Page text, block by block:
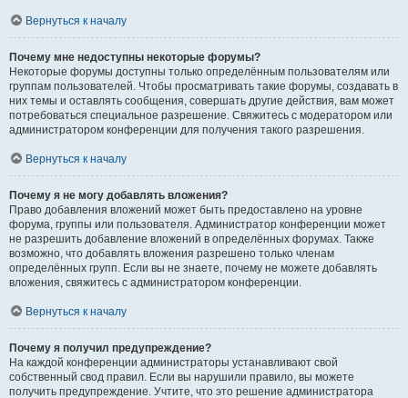
Вернуться к началу
Почему мне недоступны некоторые форумы?
Некоторые форумы доступны только определённым пользователям или
группам пользователей. Чтобы просматривать такие форумы, создавать в
них темы и оставлять сообщения, совершать другие действия, вам может
потребоваться специальное разрешение. Свяжитесь с модератором или
администратором конференции для получения такого разрешения.
Вернуться к началу
Почему я не могу добавлять вложения?
Право добавления вложений может быть предоставлено на уровне
форума, группы или пользователя. Администратор конференции может
не разрешить добавление вложений в определённых форумах. Также
возможно, что добавлять вложения разрешено только членам
определённых групп. Если вы не знаете, почему не можете добавлять
вложения, свяжитесь с администратором конференции.
Вернуться к началу
Почему я получил предупреждение?
На каждой конференции администраторы устанавливают свой
собственный свод правил. Если вы нарушили правило, вы можете
получить предупреждение. Учтите, что это решение администратора